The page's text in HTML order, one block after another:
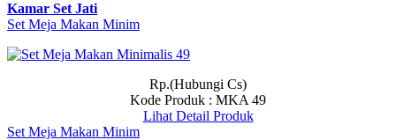
Kamar Set Jati
Set Meja Makan Minim
Rp.(Hubungi Cs)
Kode Produk : MKA 49
Lihat Detail Produk
Set Meja Makan Minim